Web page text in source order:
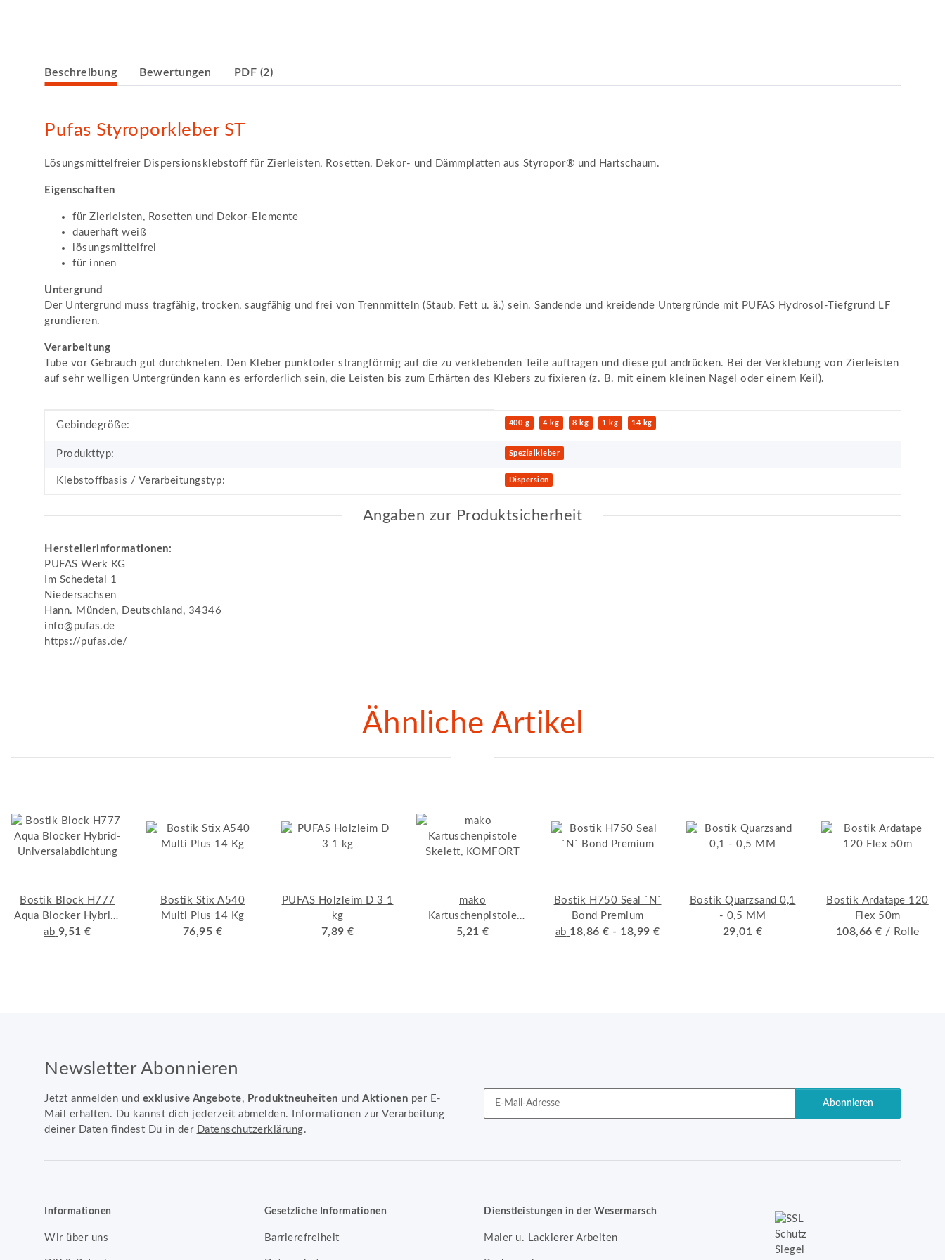
weitere Registerkarten anzeigen
Beschreibung Bewertungen PDF (2)
Pufas Styroporkleber ST
Lösungsmittelfreier Dispersionsklebstoff für Zierleisten, Rosetten, Dekor- und Dämmplatten aus Styropor® und Hartschaum.
Eigenschaften
für Zierleisten, Rosetten und Dekor-Elemente
dauerhaft weiß
lösungsmittelfrei
für innen
Untergrund
Der Untergrund muss tragfähig, trocken, saugfähig und frei von Trennmitteln (Staub, Fett u. ä.) sein. Sandende und kreidende Untergründe mit PUFAS Hydrosol-Tiefgrund LF
grundieren.
Verarbeitung
Tube vor Gebrauch gut durchkneten. Den Kleber punktoder strangförmig auf die zu verklebenden Teile auftragen und diese gut andrücken. Bei der Verklebung von Zierleisten
auf sehr welligen Untergründen kann es erforderlich sein, die Leisten bis zum Erhärten des Klebers zu fixieren (z. B. mit einem kleinen Nagel oder einem Keil).
Produkteigenschaft
Wert
Gebindegröße: 400 g 4 kg 8 kg 1 kg 14 kg
Produkttyp: Spezialkleber
Klebstoffbasis / Verarbeitungstyp: Dispersion
Angaben zur Produktsicherheit
Herstellerinformationen:
PUFAS Werk KG
Im Schedetal 1
Niedersachsen
Hann. Münden, Deutschland, 34346
info@pufas.de
https://pufas.de/
Ähnliche Artikel
Bostik Block H777
Aqua Blocker Hybrid-
Universalabdichtung
ab 9,51 €
Bostik Stix A540
Multi Plus 14 Kg
76,95 €
PUFAS Holzleim D 3 1
kg
7,89 €
mako
Kartuschenpistole
Skelett, KOMFORT
5,21 €
Bostik H750 Seal ´N´
Bond Premium
ab 18,86 € - 18,99 €
Bostik Quarzsand 0,1
- 0,5 MM
29,01 €
Bostik Ardatape 120
Flex 50m
108,66 € / Rolle
Newsletter Abonnieren
Jetzt anmelden und exklusive Angebote, Produktneuheiten und Aktionen per E-
Mail erhalten. Du kannst dich jederzeit abmelden. Informationen zur Verarbeitung
deiner Daten findest Du in der
Datenschutzerklärung.
Abonnieren
Informationen
Wir über uns
Gesetzliche Informationen
Barrierefreiheit
Dienstleistungen in der Wesermarsch
Maler u. Lackierer Arbeiten